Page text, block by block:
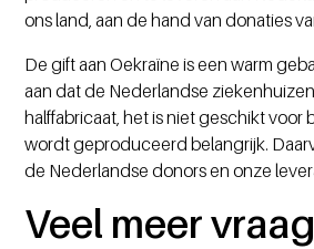
ons land, aan de hand van donaties
De gift aan Oekraïne is een warm
aan dat de Nederlandse
halffabricaat, het is niet geschikt
wordt geproduceerd belangrijk.
de Nederlandse donors en onze
Veel meer